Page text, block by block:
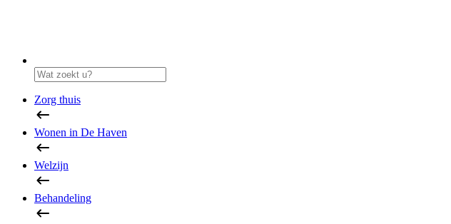
Zorg thuis
Wonen in De Haven
Welzijn
Behandeling